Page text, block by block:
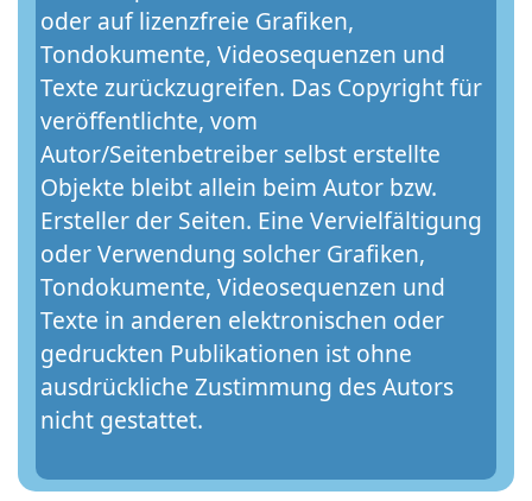
oder auf lizenzfreie Grafiken,
Tondokumente, Videosequenzen und
Texte zurückzugreifen. Das Copyright für
veröffentlichte, vom
Autor/Seitenbetreiber selbst erstellte
Objekte bleibt allein beim Autor bzw.
Ersteller der Seiten. Eine Vervielfältigung
oder Verwendung solcher Grafiken,
Tondokumente, Videosequenzen und
Texte in anderen elektronischen oder
gedruckten Publikationen ist ohne
ausdrückliche Zustimmung des Autors
nicht gestattet.